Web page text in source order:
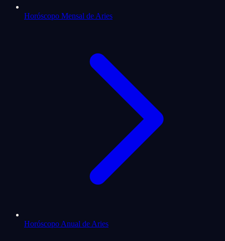
Horóscopo Mensal de Aries
Horóscopo Anual de Aries